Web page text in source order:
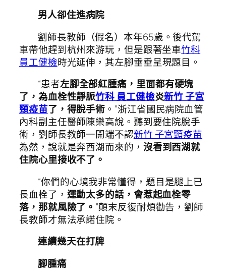
男人卻住進病院
劉師長教師（假名）本年65歲。後代駕
車帶他趕到杭州來游玩，但是跟著坐車竹科
員工健檢時光延伸，其左腳垂垂呈現題目。
“患者左腳全部紅腫痛，里面都有硬塊
了，為血栓性靜脈竹科 員工健檢炎新竹 子宮
頸疫苗了，得脫手術 。”浙江省國民病院血管
內科副主任醫師陳樂高說。聽到要住院脫手
術，劉師長教師一開端不認新竹 子宮頸疫苗
為然，說就是奔西湖而來的， 沒看到西湖就
住院心里接收不了。
“你們的心境我非常懂得，題目是腿上已
長血栓了， 運動太多的話，會惹起血栓零
落，那就風險了。 ”顛末反復耐煩勸告，劉師
長教師才無法承諾住院。
連續幾天在打牌
腳腫痛